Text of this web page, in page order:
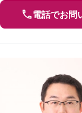
電話でお問